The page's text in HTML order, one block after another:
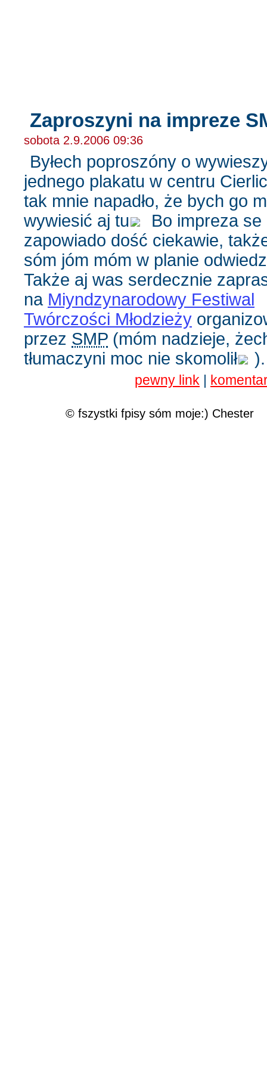
Zaproszyni na impreze
sobota 2.9.2006 09:36
Byłech poproszóny o
jednego plakatu w centru
tak mnie napadło, że bych go
wywiesić aj tu
Bo impreza se
zapowiado dość ciekawie,
sóm jóm móm w planie
Także aj was serdecznie
na Miyndzynarodowy Festiwal
Twórczości Młodzieży
przez SMP (móm nadzieje,
tłumaczyni moc nie skomolił
).
pewny link |
© fszystki fpisy sóm moje:) Chester